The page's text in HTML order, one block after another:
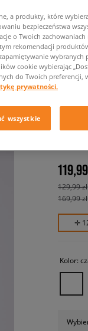
NEW
męskie,
129,99 zł
169,99 zł
✛
Kolor:
a produkty, które
bezpieczeństwa
o Twoich
rekomendacji
wybranych
cookie wybierając
do Twoich preferencji,
prywatności.
wszystkie